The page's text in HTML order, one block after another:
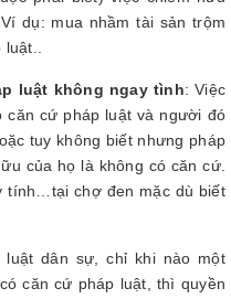
dụ: mua nhầm tài sản trộm
luật không ngay tình: Việc
căn cứ pháp luật và người đó
tuy không biết nhưng pháp
của họ là không có căn cứ.
tính…tại chợ đen mặc dù biết
luật dân sự, chỉ khi nào một
căn cứ pháp luật, thì quyền